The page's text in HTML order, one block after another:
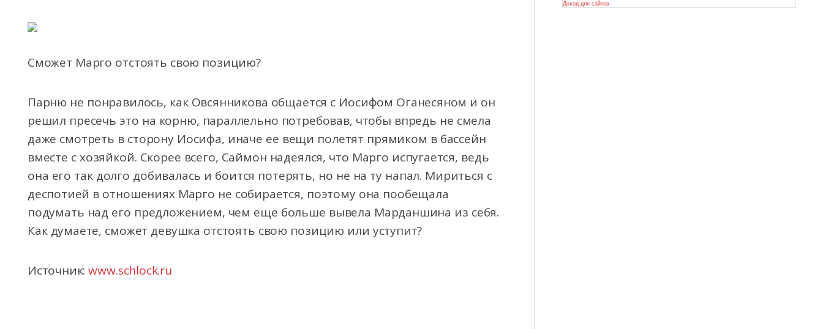
Сможет Марго отстоять свою позицию?
Парню не понравилось, как Овсянникова общается с Иосифом Оганесяном и он
решил пресечь это на корню, параллельно потребовав, чтобы впредь не смела
даже смотреть в сторону Иосифа, иначе ее вещи полетят прямиком в бассейн
вместе с хозяйкой. Скорее всего, Саймон надеялся, что Марго испугается, ведь
она его так долго добивалась и боится потерять, но не на ту напал. Мириться с
деспотией в отношениях Марго не собирается, поэтому она пообещала
подумать над его предложением, чем еще больше вывела Марданшина из себя.
Как думаете, сможет девушка отстоять свою позицию или уступит?
Источник:www.schlock.ru
Доход для сайтов